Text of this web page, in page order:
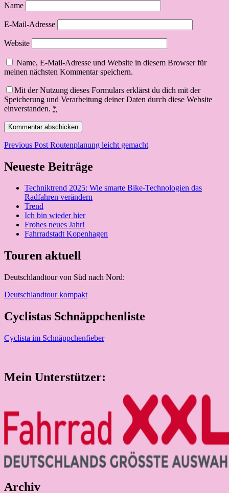
Name
E-Mail-Adresse
Website
Name, E-Mail-Adresse und Website in diesem Browser für
meinen nächsten Kommentar speichern.
Mit der Nutzung dieses Formulars erklärst du dich mit der
Speicherung und Verarbeitung deiner Daten durch diese Website
einverstanden. *
Beitragsnavigation
Previous Post Routenplanung leicht gemacht
Neueste Beiträge
Techniktrend 2025: Wie smarte Bike-Technologien das
Radfahren verändern
Trend
Ich bin wieder hier
Frohes neues Jahr!
Fahrradstadt Kopenhagen
Touren aktuell
Deutschlandtour von Süd nach Nord:
Deutschlandtour kompakt
Cyclistas Schnäppchenliste
Cyclista im Schnäppchenfieber
Mein Unterstützer:
Archiv